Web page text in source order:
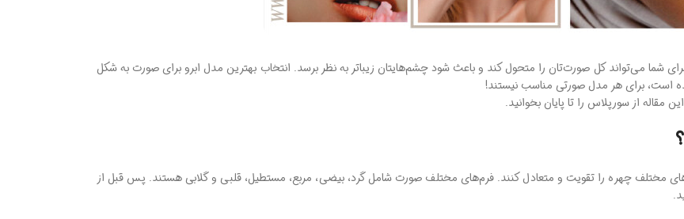
شما می‌تواند کل صورت‌تان را متحول کند و باعث شود چشم‌هایتان زیباتر به نظر برسد. انتخاب بهترین مدل ابرو برای صورت به شکل
است، برای هر مدل صورتی مناسب نیستند!
از سورپلاس را تا پایان بخوانید.
مختلف چهره را تقویت و متعادل کنند. فرم‌های مختلف صورت شامل گرد، بیضی، مربع، مستطیل، قلبی و گلابی هستند. پس قبل از